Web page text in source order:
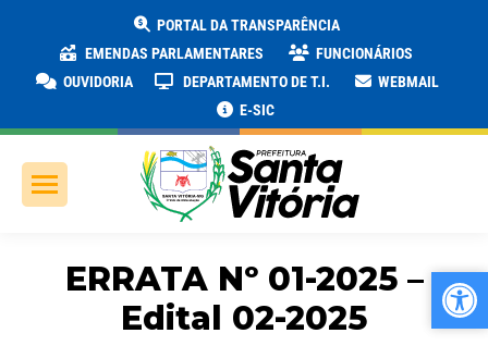
PORTAL DA TRANSPARÊNCIA
EMENDAS PARLAMENTARES
FUNCIONÁRIOS
OUVIDORIA
DEPARTAMENTO DE T.I.
WEBMAIL
E-SIC
ERRATA Nº 01-2025 –
Edital 02-2025